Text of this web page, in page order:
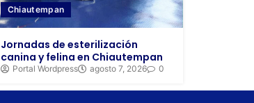
Chiautempan
Jornadas de esterilización
canina y felina en Chiautempan
Portal Wordpress agosto 7, 2026 0